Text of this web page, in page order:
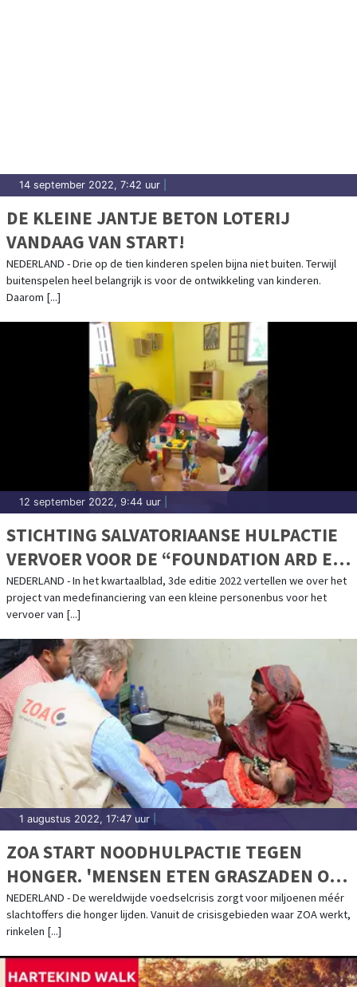
14 september 2022, 7:42 uur
DE KLEINE JANTJE BETON LOTERIJ
VANDAAG VAN START!
NEDERLAND - Drie op de tien kinderen spelen bijna niet buiten. Terwijl
buitenspelen heel belangrijk is voor de ontwikkeling van kinderen.
Daarom [...]
12 september 2022, 9:44 uur
STICHTING SALVATORIAANSE HULPACTIE
VERVOER VOOR DE “FOUNDATION ARD EL
AMAL”
NEDERLAND - In het kwartaalblad, 3de editie 2022 vertellen we over het
project van medefinanciering van een kleine personenbus voor het
vervoer van [...]
1 augustus 2022, 17:47 uur
ZOA START NOODHULPACTIE TEGEN
HONGER. 'MENSEN ETEN GRASZADEN OM
TE OVERLEVEN'
NEDERLAND - De wereldwijde voedselcrisis zorgt voor miljoenen méér
slachtoffers die honger lijden. Vanuit de crisisgebieden waar ZOA werkt,
rinkelen [...]